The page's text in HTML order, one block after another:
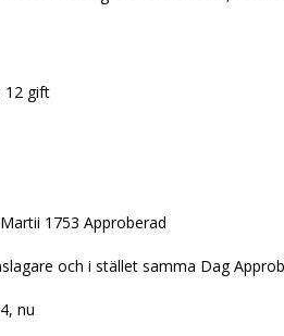
12 gift
1753 Approberad
och i stället samma Dag
nu